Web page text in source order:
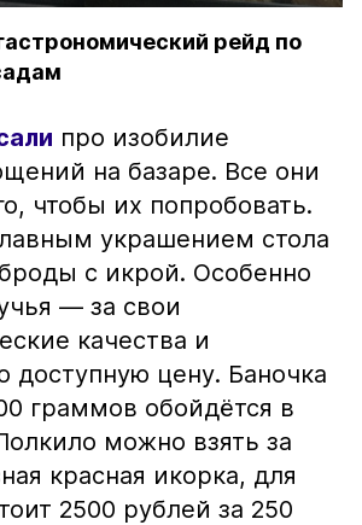
рейд по
про изобилие
на базаре. Все они
чтобы их попробовать.
украшением стола
с икрой. Особенно
— за свои
качества и
доступную цену. Баночка
граммов обойдётся в
можно взять за
красная икорка, для
2500 рублей за 250